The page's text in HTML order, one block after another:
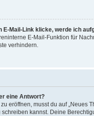
E-Mail-Link klicke, werde ich
E-Mail-Funktion für
verhindern.
eine Antwort?
eröffnen, musst du auf „Neues
kannst. Deine